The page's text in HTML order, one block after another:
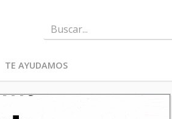
TE AYUDAMOS